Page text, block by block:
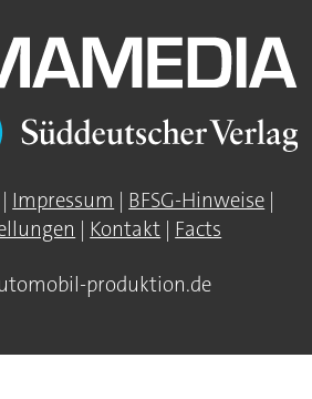
| Impressum | BFSG-Hinweise |
| Kontakt | Facts
produktion.de